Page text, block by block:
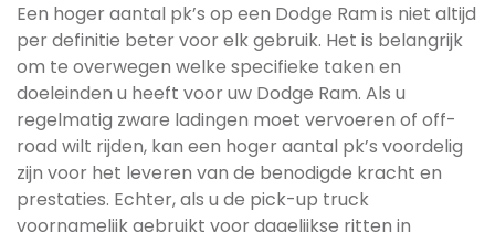
Een hoger aantal pk’s op een Dodge Ram is niet altijd
per definitie beter voor elk gebruik. Het is belangrijk
om te overwegen welke specifieke taken en
doeleinden u heeft voor uw Dodge Ram. Als u
regelmatig zware ladingen moet vervoeren of off-
road wilt rijden, kan een hoger aantal pk’s voordelig
zijn voor het leveren van de benodigde kracht en
prestaties. Echter, als u de pick-up truck
voornamelijk gebruikt voor dagelijkse ritten in